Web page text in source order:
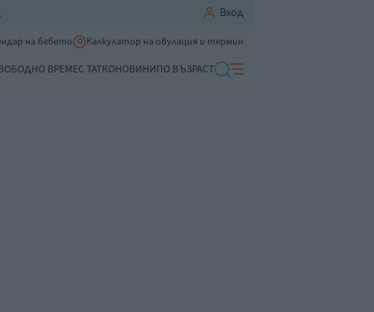
Вход
на бебето Калкулатор на овулация и термин
ВРЕМЕС ТАТКОНОВИНИПО ВЪЗРАСТ